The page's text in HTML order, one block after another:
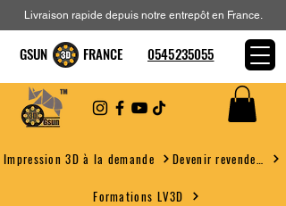
Impression 3D à la demande
Formations LV3D
Livraison rapide depuis notre entrepôt en France.
GSUN FRANCE 0545235055